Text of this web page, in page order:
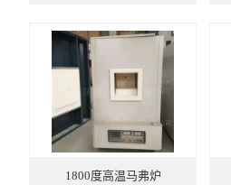
1800度高温马弗炉